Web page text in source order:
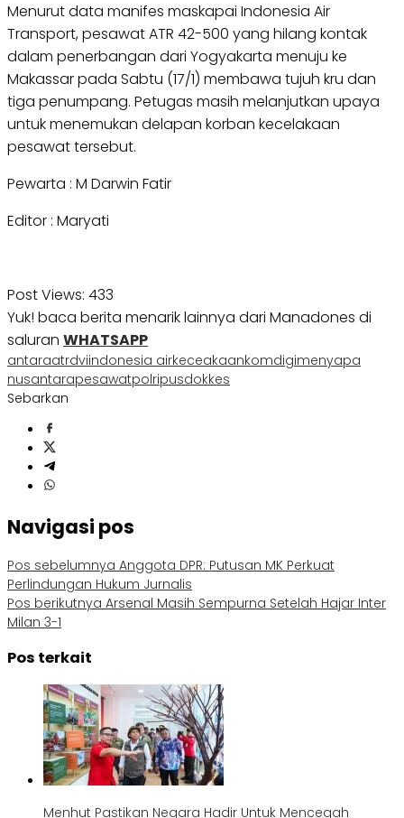
Menurut data manifes maskapai Indonesia Air
Transport, pesawat ATR 42-500 yang hilang kontak
dalam penerbangan dari Yogyakarta menuju ke
Makassar pada Sabtu (17/1) membawa tujuh kru dan
tiga penumpang. Petugas masih melanjutkan upaya
untuk menemukan delapan korban kecelakaan
pesawat tersebut.
Pewarta : M Darwin Fatir
Editor : Maryati
Post Views: 433
Yuk! baca berita menarik lainnya dari Manadones di
saluran WHATSAPP
antaraatrdviindonesia airkeceakaankomdigimenyapa
nusantarapesawatpolripusdokkes
Sebarkan
Navigasi pos
Pos sebelumnya Anggota DPR: Putusan MK Perkuat
Perlindungan Hukum Jurnalis
Pos berikutnya Arsenal Masih Sempurna Setelah Hajar Inter
Milan 3-1
Pos terkait
Menhut Pastikan Negara Hadir Untuk Mencegah